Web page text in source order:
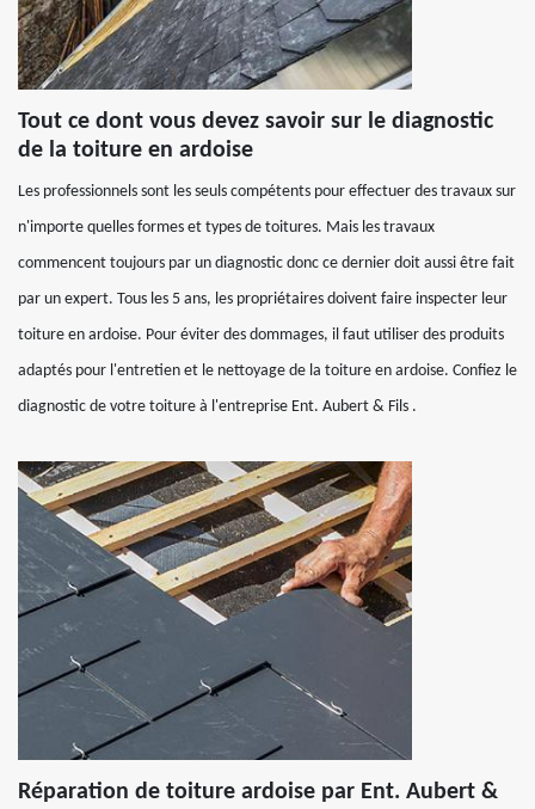
Tout ce dont vous devez savoir sur le diagnostic
de la toiture en ardoise
Les professionnels sont les seuls compétents pour effectuer des travaux sur
n'importe quelles formes et types de toitures. Mais les travaux
commencent toujours par un diagnostic donc ce dernier doit aussi être fait
par un expert. Tous les 5 ans, les propriétaires doivent faire inspecter leur
toiture en ardoise. Pour éviter des dommages, il faut utiliser des produits
adaptés pour l'entretien et le nettoyage de la toiture en ardoise. Confiez le
diagnostic de votre toiture à l'entreprise Ent. Aubert & Fils .
Réparation de toiture ardoise par Ent. Aubert &